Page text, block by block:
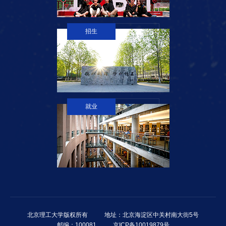
招生
就业
北京理工大学版权所有
地址：北京海淀区中关村南大街5号